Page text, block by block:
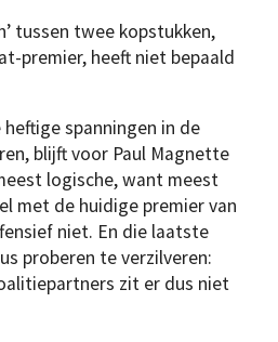
tussen twee kopstukken,
premier, heeft niet bepaald
heftige spanningen in de
blijft voor Paul Magnette
logische, want meest
met de huidige premier van
niet. En die laatste
proberen te verzilveren:
zit er dus niet